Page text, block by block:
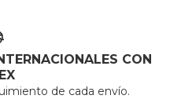
CON
de cada envío.